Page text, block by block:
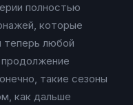
полностью
которые
теперь любой
такие сезоны
как дальше